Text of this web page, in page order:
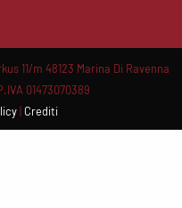
11/m 48123 Marina Di Ravenna
01473070389
| Crediti